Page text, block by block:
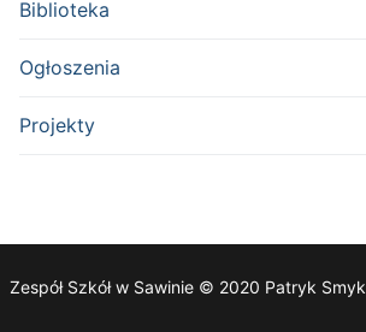
Biblioteka
Ogłoszenia
Projekty
Zespół Szkół w Sawinie © 2020 Patryk Smyk